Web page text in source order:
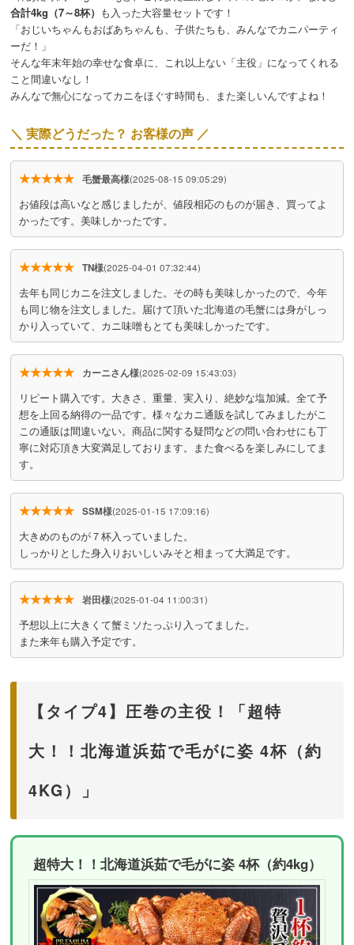
合計4kg（7～8杯） も入った大容量セットです！
「おじいちゃんもおばあちゃんも、子供たちも、みんなでカニパーティ
ーだ！」
そんな年末年始の幸せな食卓に、これ以上ない「主役」になってくれる
こと間違いなし！
みんなで無心になってカニをほぐす時間も、また楽しいんですよね！
＼ 実際どうだった？ お客様の声 ／
★★★★★ 毛蟹最高様(2025-08-15 09:05:29)
お値段は高いなと感じましたが、値段相応のものが届き、買ってよ
かったです。美味しかったです。
★★★★★ TN様(2025-04-01 07:32:44)
去年も同じカニを注文しました。その時も美味しかったので、今年
も同じ物を注文しました。届けて頂いた北海道の毛蟹には身がしっ
かり入っていて、カニ味噌もとても美味しかったです。
★★★★★ カーニさん様(2025-02-09 15:43:03)
リピート購入です。大きさ、重量、実入り、絶妙な塩加減。全て予
想を上回る納得の一品です。様々なカニ通販を試してみましたがこ
この通販は間違いない。商品に関する疑問などの問い合わせにも丁
寧に対応頂き大変満足しております。また食べるを楽しみにしてま
す。
★★★★★ SSM様(2025-01-15 17:09:16)
大きめのものが７杯入っていました。
しっかりとした身入りおいしいみそと相まって大満足です。
★★★★★ 岩田様(2025-01-04 11:00:31)
予想以上に大きくて蟹ミソたっぷり入ってました。
また来年も購入予定です。
【タイプ4】圧巻の主役！「超特
大！！北海道浜茹で毛がに姿 4杯（約
4KG）」
超特大！！北海道浜茹で毛がに姿 4杯（約4kg）